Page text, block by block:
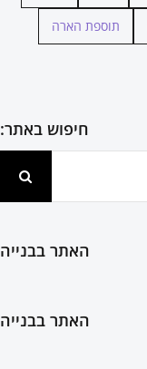
תוספת הארה
חיפוש באתר:
האתר בבנייה
האתר בבנייה